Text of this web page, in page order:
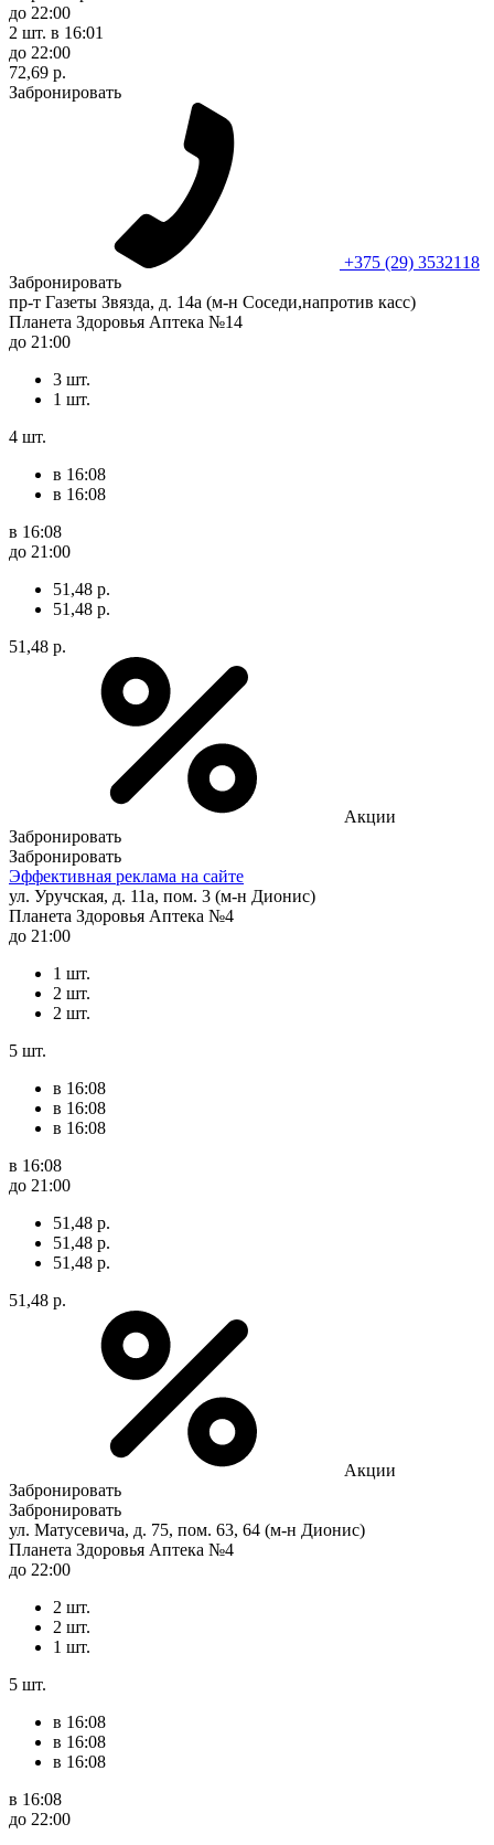
до 22:00
2 шт. в 16:01
до 22:00
72,69 р.
Забронировать
+375 (29) 3532118
Забронировать
пр-т Газеты Звязда, д. 14а (м-н Соседи,напротив касс)
Планета Здоровья Аптека №14
до 21:00
3 шт.
1 шт.
4 шт.
в 16:08
в 16:08
в 16:08
до 21:00
51,48 р.
51,48 р.
51,48 р.
Акции
Забронировать
Забронировать
Эффективная реклама на сайте
ул. Уручская, д. 11а, пом. 3 (м-н Дионис)
Планета Здоровья Аптека №4
до 21:00
1 шт.
2 шт.
2 шт.
5 шт.
в 16:08
в 16:08
в 16:08
в 16:08
до 21:00
51,48 р.
51,48 р.
51,48 р.
51,48 р.
Акции
Забронировать
Забронировать
ул. Матусевича, д. 75, пом. 63, 64 (м-н Дионис)
Планета Здоровья Аптека №4
до 22:00
2 шт.
2 шт.
1 шт.
5 шт.
в 16:08
в 16:08
в 16:08
в 16:08
до 22:00